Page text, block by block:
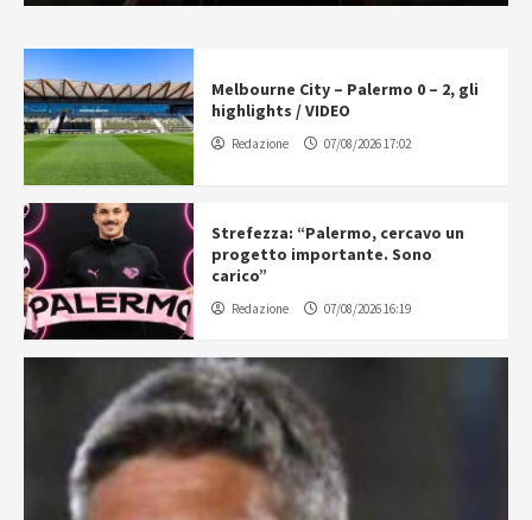
Melbourne City – Palermo 0 – 2, gli
highlights / VIDEO
Redazione 07/08/2026 17:02
Strefezza: “Palermo, cercavo un
progetto importante. Sono
carico”
Redazione 07/08/2026 16:19